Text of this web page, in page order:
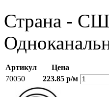
Страна -
Артикул
Цена
70050
223.85 р/м